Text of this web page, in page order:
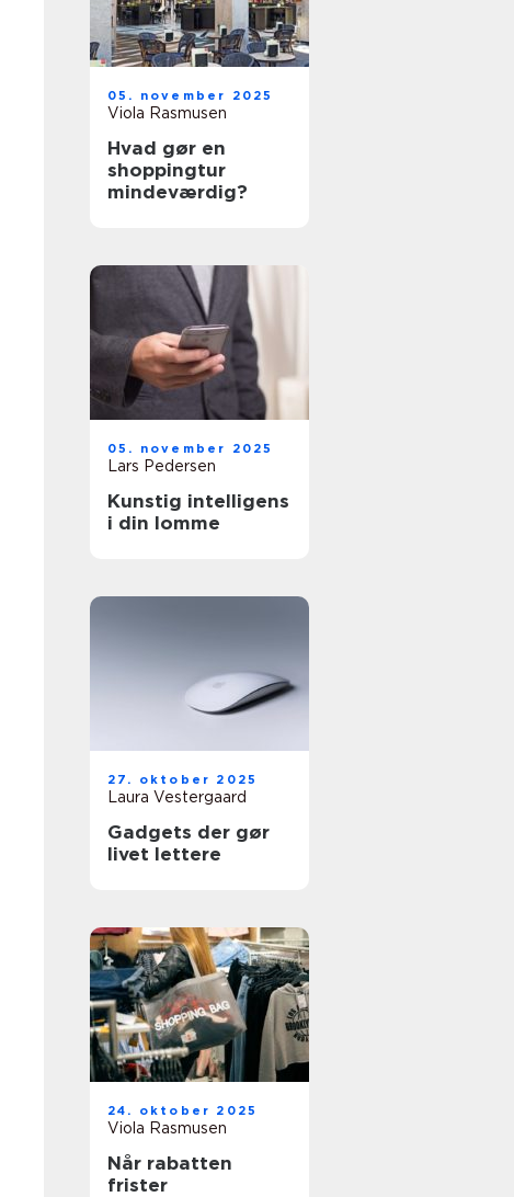
05. november 2025
Viola Rasmusen
Hvad gør en
shoppingtur
mindeværdig?
05. november 2025
Lars Pedersen
Kunstig intelligens
i din lomme
27. oktober 2025
Laura Vestergaard
Gadgets der gør
livet lettere
24. oktober 2025
Viola Rasmusen
Når rabatten
frister